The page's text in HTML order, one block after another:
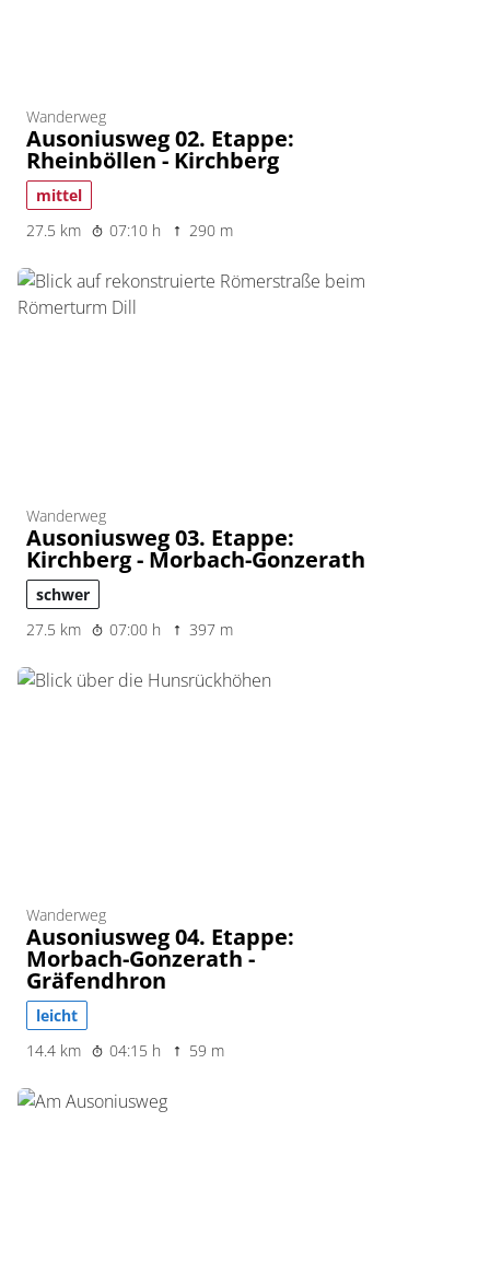
Wanderweg
Ausoniusweg 02. Etappe:
Rheinböllen - Kirchberg
mittel
27.5 km
07:10 h 290 m
Wanderweg
Ausoniusweg 03. Etappe:
Kirchberg - Morbach-Gonzerath
schwer
27.5 km
07:00 h 397 m
Wanderweg
Ausoniusweg 04. Etappe:
Morbach-Gonzerath -
Gräfendhron
leicht
14.4 km
04:15 h 59 m